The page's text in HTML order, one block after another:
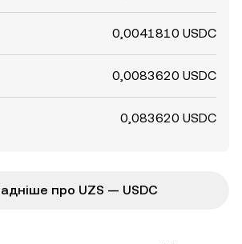
0,0041810 USDC
0,0083620 USDC
0,083620 USDC
про UZS — USDC